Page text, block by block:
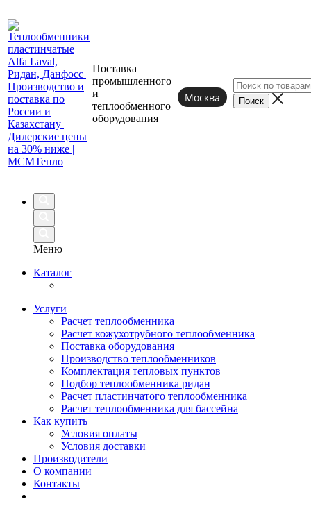
Поставка
промышленного
и
теплообменного
оборудования
Москва
Меню
Каталог
Услуги
Расчет теплообменника
Расчет кожухотрубного теплообменника
Поставка оборудования
Производство теплообменников
Комплектация тепловых пунктов
Подбор теплообменника ридан
Расчет пластинчатого теплообменника
Расчет теплообменника для бассейна
Как купить
Условия оплаты
Условия доставки
Производители
О компании
Контакты